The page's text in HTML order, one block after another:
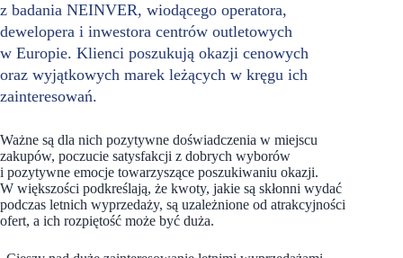
z badania NEINVER, wiodącego operatora,
dewelopera i inwestora centrów outletowych
w Europie. Klienci poszukują okazji cenowych
oraz wyjątkowych marek leżących w kręgu ich
zainteresowań.
Ważne są dla nich pozytywne doświadczenia w miejscu
zakupów, poczucie satysfakcji z dobrych wyborów
i pozytywne emocje towarzyszące poszukiwaniu okazji.
W większości podkreślają, że kwoty, jakie są skłonni wydać
podczas letnich wyprzedaży, są uzależnione od atrakcyjności
ofert, a ich rozpiętość może być duża.